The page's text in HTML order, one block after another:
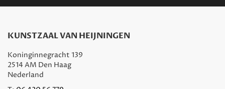
KUNSTZAAL VAN HEIJNINGEN
Koninginnegracht 139
2514 AM Den Haag
Nederland